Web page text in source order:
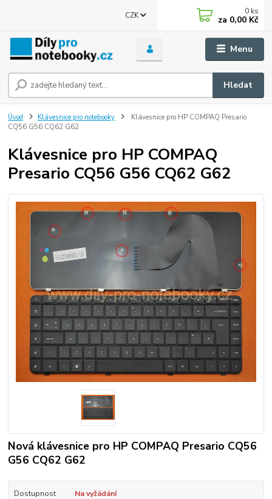
Menu
CZK
Hledat
0 ks
za 0,00 Kč
Úvod Klávesnice pro notebooky
Klávesnice pro HP COMPAQ Presario
CQ56 G56 CQ62 G62
Klávesnice pro HP COMPAQ
Presario CQ56 G56 CQ62 G62
Nová klávesnice pro HP COMPAQ Presario CQ56
G56 CQ62 G62
Dostupnost Na vyžádání